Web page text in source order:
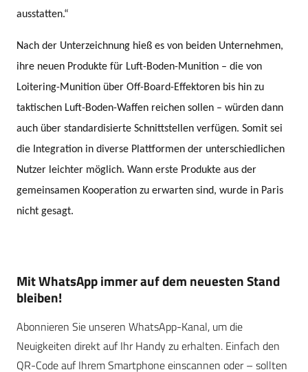
ausstatten.“
Nach der Unterzeichnung hieß es von beiden Unternehmen,
ihre neuen Produkte für Luft-Boden-Munition – die von
Loitering-Munition über Off-Board-Effektoren bis hin zu
taktischen Luft-Boden-Waffen reichen sollen – würden dann
auch über standardisierte Schnittstellen verfügen. Somit sei
die Integration in diverse Plattformen der unterschiedlichen
Nutzer leichter möglich. Wann erste Produkte aus der
gemeinsamen Kooperation zu erwarten sind, wurde in Paris
nicht gesagt.
Mit WhatsApp immer auf dem neuesten Stand
bleiben!
Abonnieren Sie unseren WhatsApp-Kanal, um die
Neuigkeiten direkt auf Ihr Handy zu erhalten. Einfach den
QR-Code auf Ihrem Smartphone einscannen oder – sollten